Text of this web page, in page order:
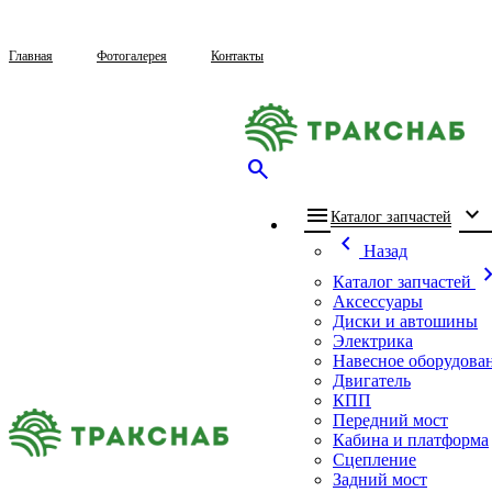
Главная Фотогалерея Контакты
search
menu Каталог запчастей expand_more
chevron_left
Назад
Каталог запчастей
chevron_right
Аксессуары
Диски и автошины
Электрика
Навесное
Двигатель
КПП
Передний мост
Кабина и платформа
Сцепление
Задний мост